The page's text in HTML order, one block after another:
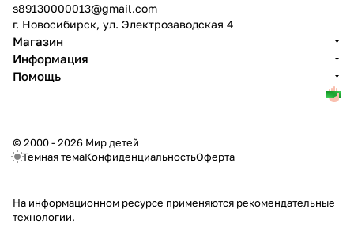
s89130000013@gmail.com
г. Новосибирск, ул. Электрозаводская 4
Магазин
Информация
Помощь
© 2000 - 2026 Мир детей
Темная темаКонфиденциальностьОферта
На информационном ресурсе применяются рекомендательные
технологии.